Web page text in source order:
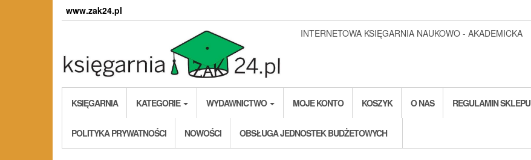
www.zak24.pl
INTERNETOWA KSIĘGARNIA NAUKOWO - AKADEMICKA
KSIĘGARNIA KATEGORIE WYDAWNICTWO MOJE KONTO KOSZYK O NAS REGULAMIN SKLEPU
POLITYKA PRYWATNOŚCI NOWOŚCI OBSŁUGA JEDNOSTEK BUDŻETOWYCH